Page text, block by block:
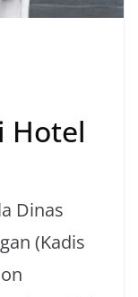
Hotel
Dinas
(Kadis